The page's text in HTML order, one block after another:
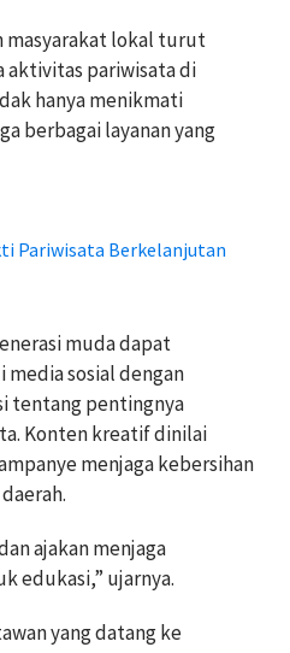
masyarakat lokal turut
aktivitas pariwisata di
hanya menikmati
berbagai layanan yang
Pariwisata Berkelanjutan
muda dapat
sosial dengan
tentang pentingnya
Konten kreatif dinilai
menjaga kebersihan
ajakan menjaga
edukasi,” ujarnya.
yang datang ke